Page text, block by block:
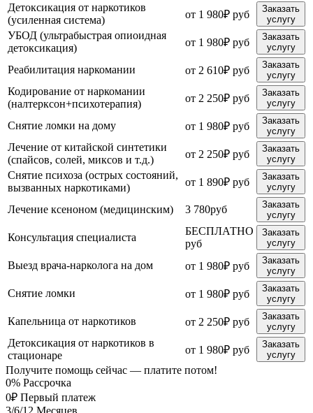
Детоксикация от наркотиков
(усиленная система)
от 1 980₽ руб
Заказать
услугу
УБОД (ультрабыстрая опиоидная
детоксикация)
от 1 980₽ руб
Заказать
услугу
Реабилитация наркомании от 2 610₽ руб
Заказать
услугу
Кодирование от наркомании
(налтерксон+психотерапия)
от 2 250₽ руб
Заказать
услугу
Снятие ломки на дому от 1 980₽ руб
Заказать
услугу
Лечение от китайской синтетики
(спайсов, солей, миксов и т.д.)
от 2 250₽ руб
Заказать
услугу
Снятие психоза (острых состояний,
вызванных наркотиками)
от 1 890₽ руб
Заказать
услугу
Лечение ксеноном (медицинским) 3 780руб
Заказать
услугу
Консультация специалиста
БЕСПЛАТНО
руб
Заказать
услугу
Выезд врача-нарколога на дом от 1 980₽ руб
Заказать
услугу
Снятие ломки от 1 980₽ руб
Заказать
услугу
Капельница от наркотиков от 2 250₽ руб
Заказать
услугу
Детоксикация от наркотиков в
стационаре
от 1 980₽ руб
Заказать
услугу
Получите помощь сейчас — платите потом!
0% Рассрочка
0₽ Первый платеж
3/6/12 Месяцев